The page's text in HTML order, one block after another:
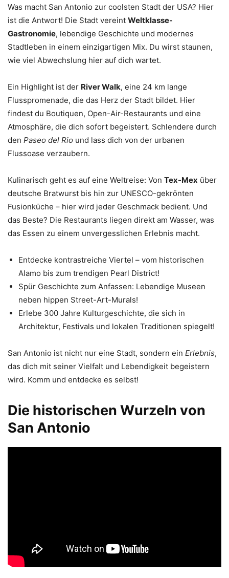
Was macht San Antonio zur coolsten Stadt der USA? Hier
ist die Antwort! Die Stadt vereint Weltklasse-
Gastronomie, lebendige Geschichte und modernes
Stadtleben in einem einzigartigen Mix. Du wirst staunen,
wie viel Abwechslung hier auf dich wartet.
Ein Highlight ist der River Walk, eine 24 km lange
Flusspromenade, die das Herz der Stadt bildet. Hier
findest du Boutiquen, Open-Air-Restaurants und eine
Atmosphäre, die dich sofort begeistert. Schlendere durch
den Paseo del Rio und lass dich von der urbanen
Flussoase verzaubern.
Kulinarisch geht es auf eine Weltreise: Von Tex-Mex über
deutsche Bratwurst bis hin zur UNESCO-gekrönten
Fusionküche – hier wird jeder Geschmack bedient. Und
das Beste? Die Restaurants liegen direkt am Wasser, was
das Essen zu einem unvergesslichen Erlebnis macht.
Entdecke kontrastreiche Viertel – vom historischen
Alamo bis zum trendigen Pearl District!
Spür Geschichte zum Anfassen: Lebendige Museen
neben hippen Street-Art-Murals!
Erlebe 300 Jahre Kulturgeschichte, die sich in
Architektur, Festivals und lokalen Traditionen spiegelt!
San Antonio ist nicht nur eine Stadt, sondern ein Erlebnis,
das dich mit seiner Vielfalt und Lebendigkeit begeistern
wird. Komm und entdecke es selbst!
Die historischen Wurzeln von
San Antonio